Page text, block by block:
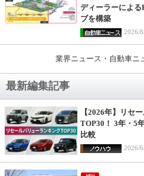
ディーラーによ
ブを構築
2026/
業界ニュース・自動車ニ
最新編集記事
【2026年】リセ
TOP30！ 3年・5
比較
2026/